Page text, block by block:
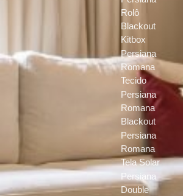
Rolô
Blackout
Kitbox
Persiana
Romana
Tecido
Persiana
Romana
Blackout
Persiana
Romana
Tela Solar
Persiana
Double